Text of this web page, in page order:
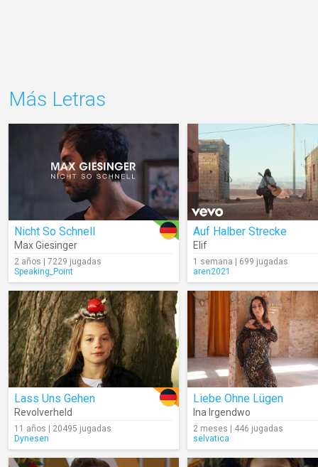
Más Letras
Nicht So Schnell
Max Giesinger
2 años | 7229 jugadas
Speaking_Point
Auf Halber Strecke
Elif
1 semana | 699 jugadas
aren2021
Lass Uns Gehen
Revolverheld
11 años | 20495 jugadas
Dynesen
Liebe Ohne Lügen
Ina Irgendwo
2 meses | 446 jugadas
selvatica